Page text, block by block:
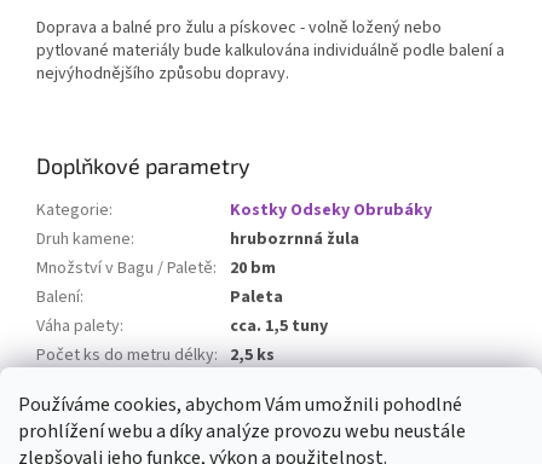
Používáme cookies, abychom Vám umožnili pohodlné
prohlížení webu a díky analýze provozu webu neustále
zlepšovali jeho funkce, výkon a použitelnost.
Doprava a balné pro žulu a pískovec - volně ložený nebo
pytlované materiály bude kalkulována individuálně podle balení a
nejvýhodnějšího způsobu dopravy.
Doplňkové parametry
Kategorie:
Kostky Odseky Obrubáky
Druh kamene:
hrubozrnná žula
Množství v Bagu / Paletě:
20 bm
Balení:
Paleta
Váha palety:
cca. 1,5 tuny
Počet ks do metru délky: 2,5 ks